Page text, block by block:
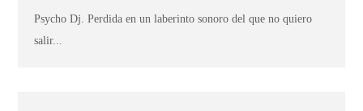
Psycho Dj. Perdida en un laberinto sonoro del que no quiero
salir...